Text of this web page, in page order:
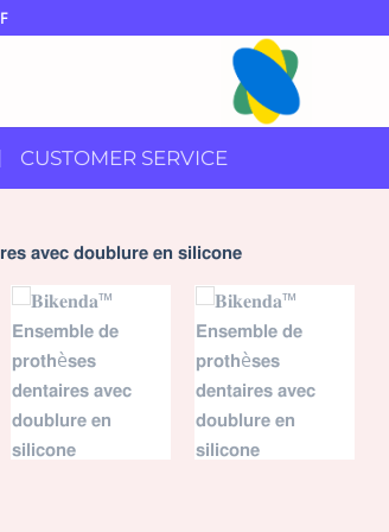
CUSTOMER SERVICE